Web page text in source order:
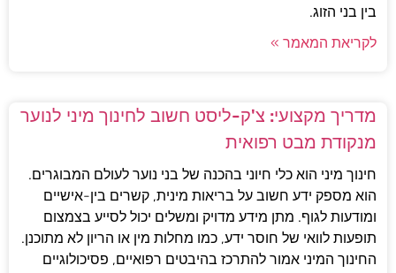
בין בני הזוג.
לקריאת המאמר »
מדריך מקצועי: צ'ק-ליסט חשוב לחינוך מיני לנוער
מנקודת מבט רפואית
חינוך מיני הוא כלי חיוני בהכנה של בני נוער לעולם המבוגרים.
הוא מספק ידע חשוב על בריאות מינית, קשרים בין-אישיים
ומודעות לגוף. מתן מידע מדויק ומשלים יכול לסייע בצמצום
תופעות לוואי של חוסר ידע, כמו מחלות מין או הריון לא מתוכנן.
החינוך המיני אמור להתרכז בהיבטים רפואיים, פסיכולוגיים